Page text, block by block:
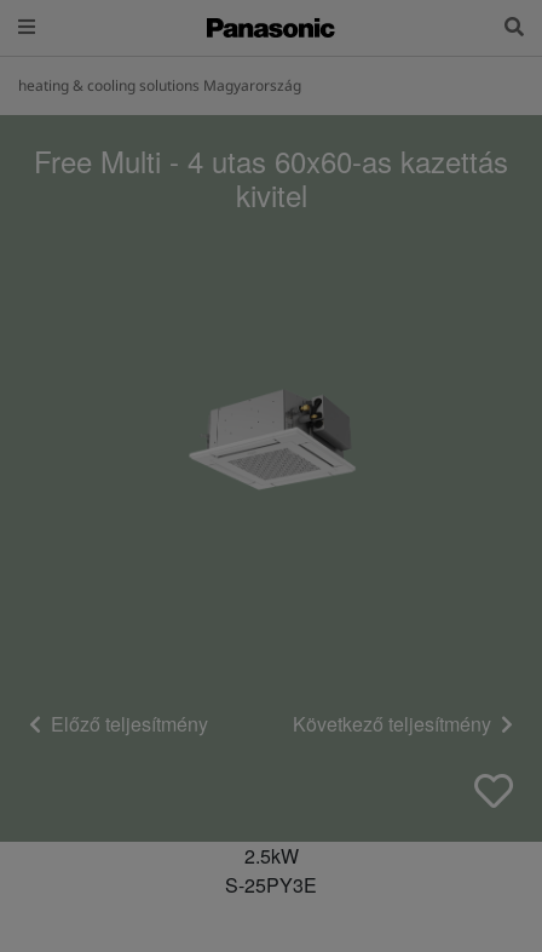
heating & cooling solutions Magyarország
Free Multi - 4 utas 60x60-as kazettás
kivitel
Előző teljesítmény Következő teljesítmény
2.5kW
S-25PY3E